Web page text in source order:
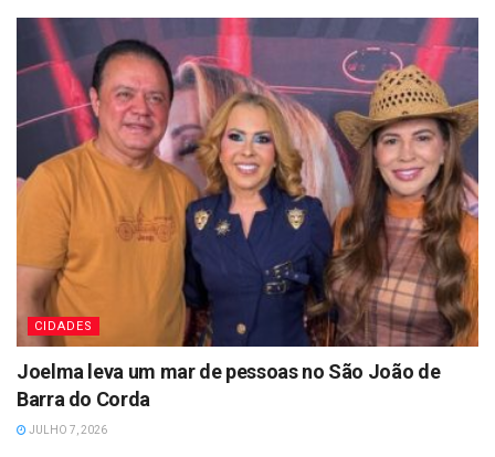
CIDADES
Joelma leva um mar de pessoas no São João de
Barra do Corda
JULHO 7, 2026